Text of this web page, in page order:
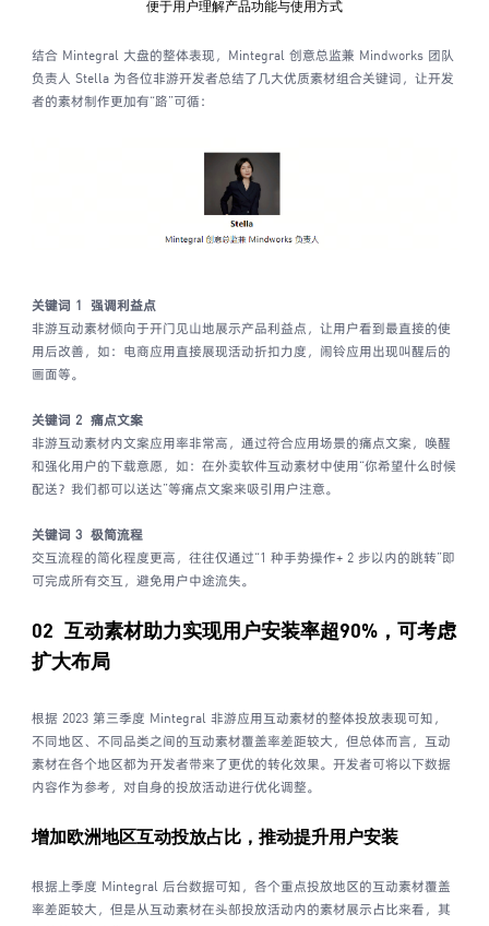
便于用户理解产品功能与使用方式
结合 Mintegral 大盘的整体表现，Mintegral 创意总监兼 Mindworks 团队
负责人 Stella 为各位非游开发者总结了几大优质素材组合关键词，让开发
者的素材制作更加有“路”可循：
关键词 1 强调利益点
非游互动素材倾向于开门见山地展示产品利益点，让用户看到最直接的使
用后改善，如：电商应用直接展现活动折扣力度，闹铃应用出现叫醒后的
画面等。
关键词 2 痛点文案
非游互动素材内文案应用率非常高，通过符合应用场景的痛点文案，唤醒
和强化用户的下载意愿，如：在外卖软件互动素材中使用“你希望什么时候
配送？我们都可以送达”等痛点文案来吸引用户注意。
关键词 3 极简流程
交互流程的简化程度更高，往往仅通过“1 种手势操作+ 2 步以内的跳转”即
可完成所有交互，避免用户中途流失。
02 互动素材助力实现用户安装率超90%， 可考虑
扩大布局
根据 2023 第三季度 Mintegral 非游应用互动素材的整体投放表现可知，
不同地区、不同品类之间的互动素材覆盖率差距较大，但总体而言，互动
素材在各个地区都为开发者带来了更优的转化效果。开发者可将以下数据
内容作为参考，对自身的投放活动进行优化调整。
增加欧洲地区互动投放占比， 推动提升用户安装
根据上季度 Mintegral 后台数据可知，各个重点投放地区的互动素材覆盖
率差距较大，但是从互动素材在头部投放活动内的素材展示占比来看，其